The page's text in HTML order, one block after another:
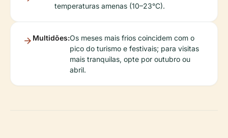
temperaturas amenas (10–23°C).
Multidões:Os meses mais frios coincidem com o
pico do turismo e festivais; para visitas
mais tranquilas, opte por outubro ou
abril.